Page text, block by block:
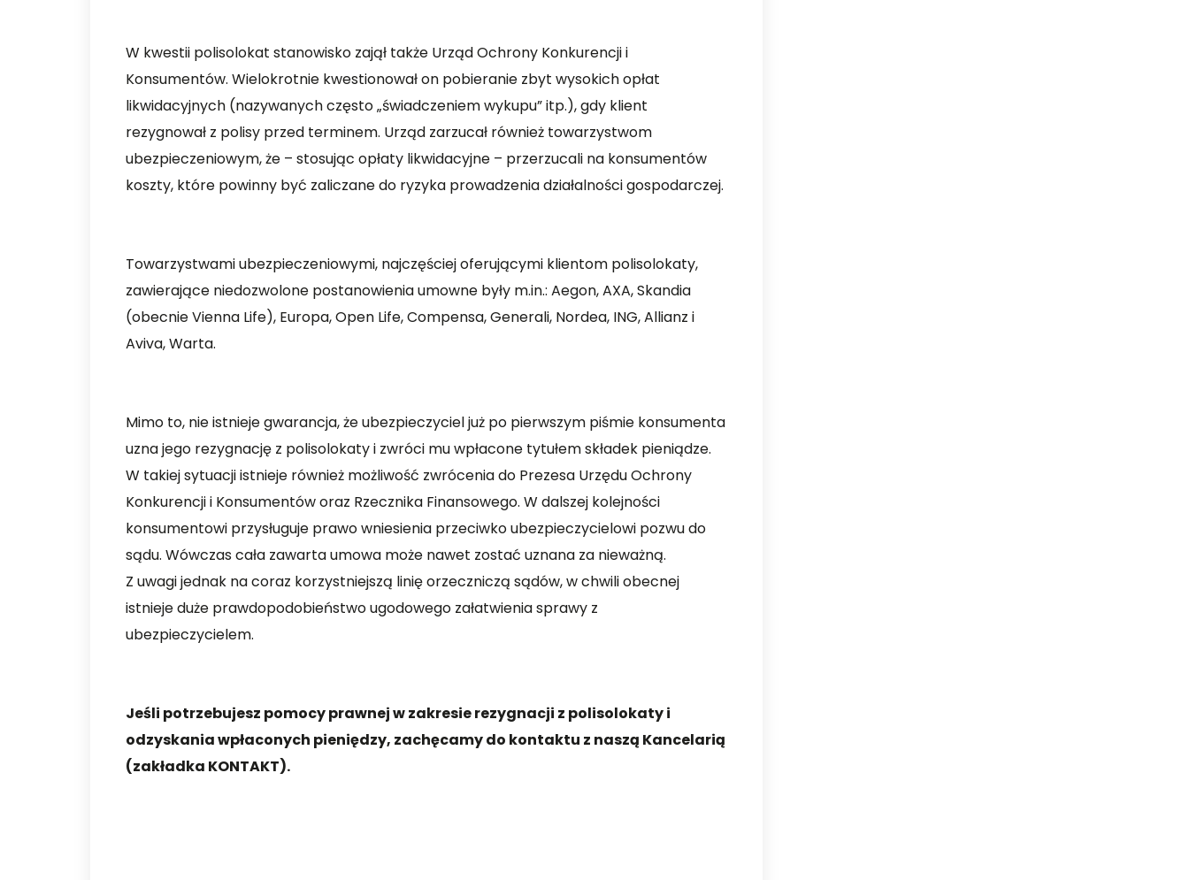
W kwestii polisolokat stanowisko zajął także Urząd Ochrony Konkurencji i
Konsumentów. Wielokrotnie kwestionował on pobieranie zbyt wysokich opłat
likwidacyjnych (nazywanych często „świadczeniem wykupu” itp.), gdy klient
rezygnował z polisy przed terminem. Urząd zarzucał również towarzystwom
ubezpieczeniowym, że – stosując opłaty likwidacyjne – przerzucali na konsumentów
koszty, które powinny być zaliczane do ryzyka prowadzenia działalności gospodarczej.
Towarzystwami ubezpieczeniowymi, najczęściej oferującymi klientom polisolokaty,
zawierające niedozwolone postanowienia umowne były m.in.: Aegon, AXA, Skandia
(obecnie Vienna Life), Europa, Open Life, Compensa, Generali, Nordea, ING, Allianz i
Aviva, Warta.
Mimo to, nie istnieje gwarancja, że ubezpieczyciel już po pierwszym piśmie konsumenta
uzna jego rezygnację z polisolokaty i zwróci mu wpłacone tytułem składek pieniądze.
W takiej sytuacji istnieje również możliwość zwrócenia do Prezesa Urzędu Ochrony
Konkurencji i Konsumentów oraz Rzecznika Finansowego. W dalszej kolejności
konsumentowi przysługuje prawo wniesienia przeciwko ubezpieczycielowi pozwu do
sądu. Wówczas cała zawarta umowa może nawet zostać uznana za nieważną.
Z uwagi jednak na coraz korzystniejszą linię orzeczniczą sądów, w chwili obecnej
istnieje duże prawdopodobieństwo ugodowego załatwienia sprawy z
ubezpieczycielem.
Jeśli potrzebujesz pomocy prawnej w zakresie rezygnacji z polisolokaty i
odzyskania wpłaconych pieniędzy, zachęcamy do kontaktu z naszą Kancelarią
(zakładka KONTAKT).